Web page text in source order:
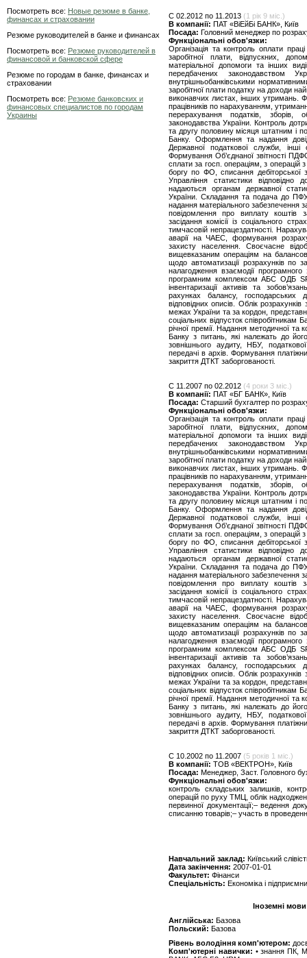
Посмотреть все: Новые резюме в банке,
финансах и страховании
Резюме руководителей в банке и финансах
Посмотреть все: Резюме руководителей в
финансовой и банковской сфере
Резюме по городам в банке, финансах и
страховании
Посмотреть все: Резюме банковских и
финансовых специалистов по городам
Украины
C 02.2012 по 11.2013 (1 рік 9 міс.)
В компанії: ПАТ «ВіЕйБі БАНК», Київ
Посада: Головний менеджер по
Функціональні обов'язки:
Організація та контроль оплати
заробітної плати, відпускних,
матеріальної допомоги та інших
передбачених законодавством
внутрішньобанківськими
заробітної плати податку на доходи
виконавчих листах, інших утримань.
працівників по нарахуванням,
перерахування податків, зборів,
законодавства України. Контроль
та другу половину місяця штатним і
Банку. Оформлення та надання
Державної податкової служби,
Формування Об’єднаної звітності
сплати за госп. операціям, з
боргу по ФО, списання дебіторської
Управління статистики відповідно
надаються органам державної
України. Складання та подача до
надання матеріального забезпечення
повідомлення про виплату коштів
засідання комісії із соціального
тимчасовій непрацездатності.
аварії на ЧАЕС, формування
захисту населення. Своєчасне
вищевказаним операціям на
щодо автоматизації розрахунків по
налагодження взаємодії
програмним комплексом АБС ОДБ
інвентаризації активів та
рахунках балансу, господарських
відповідних описів. Облік
межах України та за кордон,
соціальних відпусток
річної премії. Надання методичної та
Банку з питань, які належать до
зовнішнього аудиту, НБУ,
передачі в архів. Формування
закриття ДТКТ заборгованості.
C 11.2007 по 02.2012 (4 роки 3 міс.)
В компанії: ПАТ «БГ БАНК», Київ
Посада: Старший бухгалтер по
Функціональні обов'язки:
Організація та контроль оплати
заробітної плати, відпускних,
матеріальної допомоги та інших
передбачених законодавством
внутрішньобанківськими
заробітної плати податку на доходи
виконавчих листах, інших утримань.
працівників по нарахуванням,
перерахування податків, зборів,
законодавства України. Контроль
та другу половину місяця штатним і
Банку. Оформлення та надання
Державної податкової служби,
Формування Об’єднаної звітності
сплати за госп. операціям, з
боргу по ФО, списання дебіторської
Управління статистики відповідно
надаються органам державної
України. Складання та подача до
надання матеріального забезпечення
повідомлення про виплату коштів
засідання комісії із соціального
тимчасовій непрацездатності.
аварії на ЧАЕС, формування
захисту населення. Своєчасне
вищевказаним операціям на
щодо автоматизації розрахунків по
налагодження взаємодії
програмним комплексом АБС ОДБ
інвентаризації активів та
рахунках балансу, господарських
відповідних описів. Облік
межах України та за кордон,
соціальних відпусток
річної премії. Надання методичної та
Банку з питань, які належать до
зовнішнього аудиту, НБУ,
передачі в архів. Формування
закриття ДТКТ заборгованості.
C 10.2002 по 11.2007 (5 років 1 міс.)
В компанії: ТОВ «ВЕКТРОН», Київ
Посада: Менеджер, Заст. Головного
Функціональні обов'язки:
контроль складських залишків,
операцій по руху ТМЦ, облік
первинної документації;– ведення
списанню товарів;– участь в проведенні
Навчальний заклад: Київський
Дата закінчення: 2007-01-01
Факультет: Фінанси
Спеціальність: Економіка і
Іноземні
Англійська: Базова
Польский: Базова
Рівень володіння комп'ютером:
Комп'ютерні навички: • знання ПК,